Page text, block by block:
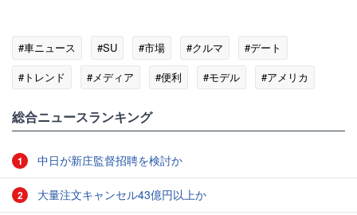
#車ニュース #SU #市場 #クルマ
#デート
#トレンド
#メディア #便利 #モデル #アメリカ
総合ニュースランキング
1 中日が新庄監督招聘を検討か
2 大量注文キャンセル43億円以上か